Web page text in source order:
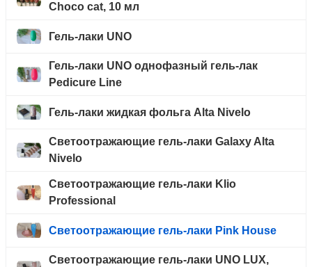
Choco cat, 10 мл
Гель-лаки UNO
Гель-лаки UNO однофазный гель-лак
Pedicure Line
Гель-лаки жидкая фольга Alta Nivelo
Светоотражающие гель-лаки Galaxy Alta
Nivelo
Светоотражающие гель-лаки Klio
Professional
Светоотражающие гель-лаки Pink House
Светоотражающие гель-лаки UNO LUX,